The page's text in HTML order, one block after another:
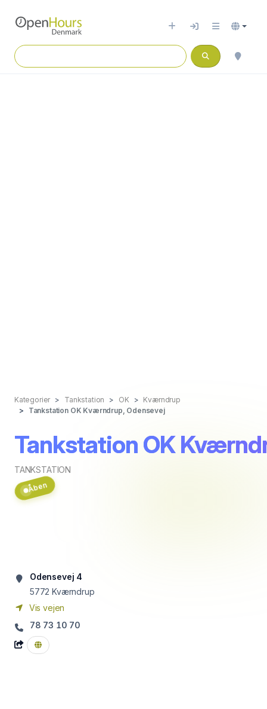
Kategorier Tankstation OK
Kværndrup
Tankstation OK Kværndrup, Odensevej
Tankstation OK
TANKSTATION
Åben
Odensevej 4
5772 Kværndrup
Vis vejen
78 73 10 70